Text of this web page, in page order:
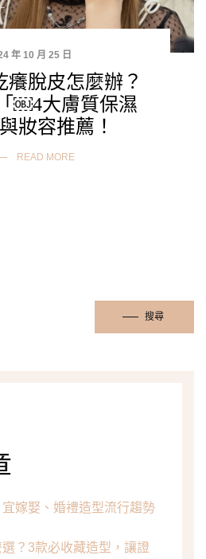
年 10 月 25 日
癢脫皮怎麼辦？
￼4大膚質保濕
妝容推薦！
READ MORE
搜尋
嫁娶、婚禮造型流行趨勢
？3款必收藏造型，讓證